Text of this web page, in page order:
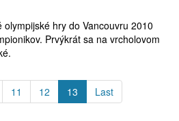
hry do Vancouvru 2010
Prvýkrát sa na vrcholovom
11 12 13 Last